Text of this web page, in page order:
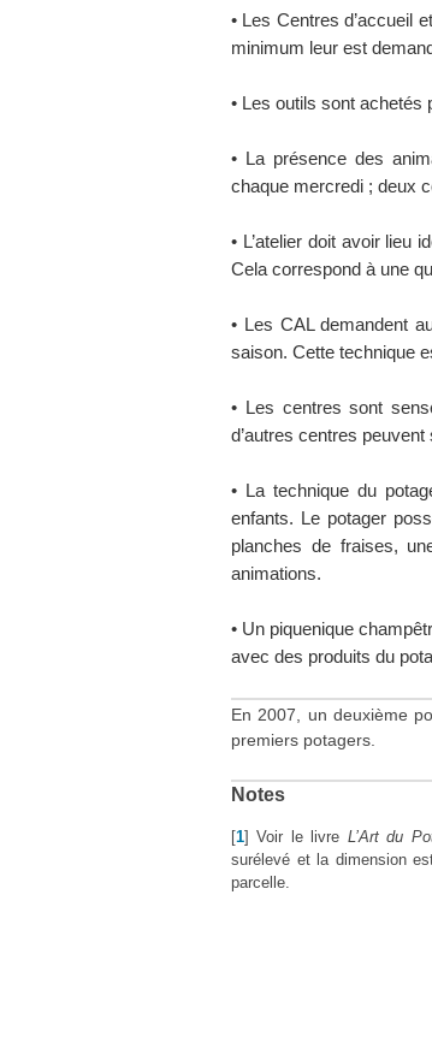
• Les Centres d’accueil
minimum leur est
• Les outils sont achetés
• La présence des
chaque mercredi ; deux
• L’atelier doit avoir lieu
Cela correspond à une
• Les CAL demandent
saison. Cette technique
• Les centres sont
d’autres centres
• La technique du
enfants. Le potager
planches de fraises,
animations.
• Un piquenique
avec des produits du
En 2007, un deuxième
premiers potagers.
Notes
[1]Voir le livre L’Art du
surélevé et la dimension
parcelle.